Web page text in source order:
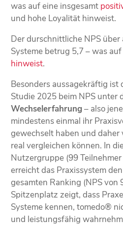
was auf eine insgesamt
und hohe Loyalität hinweist.
Der durschnittliche NPS
Systeme betrug 5,7 – was auf
hinweist.
Besonders aussagekräftig ist
Studie 2025 beim NPS unter
Wechselerfahrung– also
mindestens einmal ihr
gewechselt haben und daher
real vergleichen können. In
Nutzergruppe (99
erreicht das Praxissystem den
gesamten Ranking (NPS von
Spitzenplatz zeigt, dass
Systeme kennen, tomedo®
und leistungsfähig